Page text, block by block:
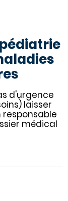
d'urgence
laisser
médical